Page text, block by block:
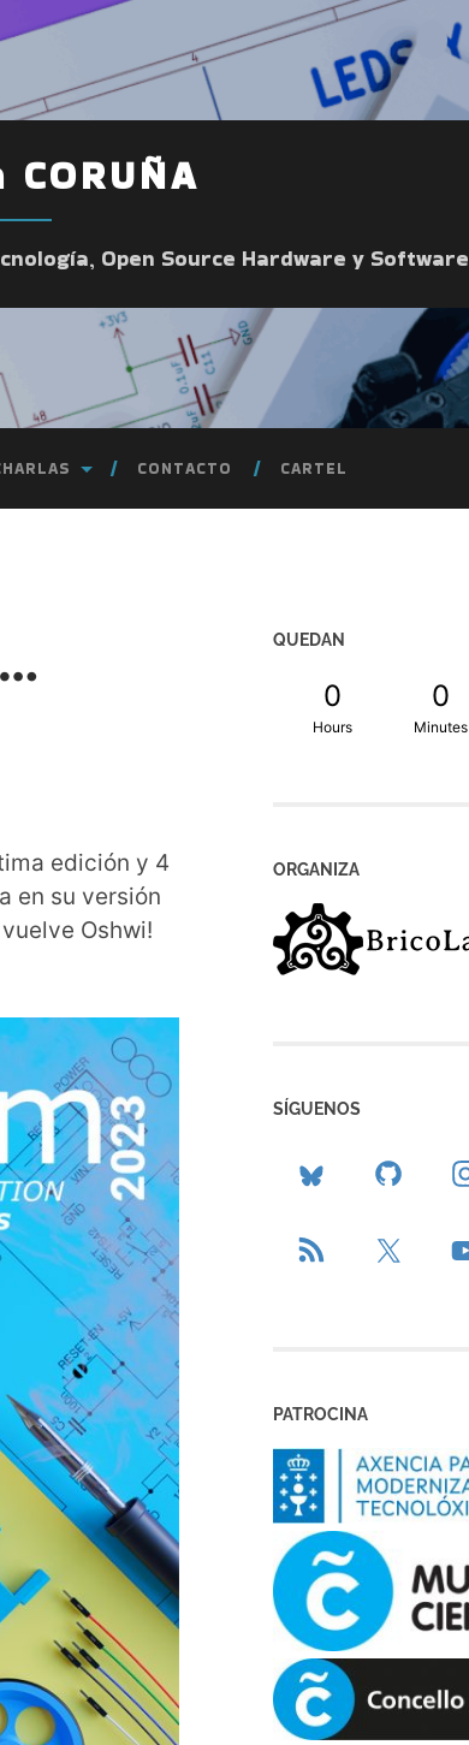
CORUÑA
Open Source Hardware y Software
CONTACTO CARTEL
edición y 4
en su versión
Oshwi!
QUEDAN
0
Hours
0
Minutes
ORGANIZA
SÍGUENOS
PATROCINA